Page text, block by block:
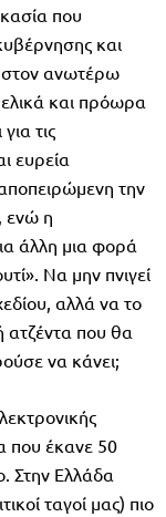
που
και
στον ανωτέρω
και πρόωρα
τις
ευρεία
την
ενώ η
άλλη μια φορά
Να μην πνιγεί
αλλά να το
ατζέντα που θα
να κάνει;
που έκανε 50
Στην Ελλάδα
ταγοί μας) πιο